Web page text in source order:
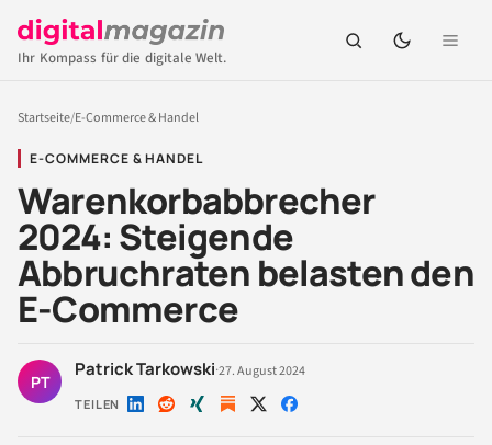
Ihr Kompass für die digitale Welt.
Startseite/E-Commerce & Handel
E-COMMERCE & HANDEL
Warenkorbabbrecher
2024: Steigende
Abbruchraten belasten den
E-Commerce
PT
Patrick Tarkowski·27. August 2024
TEILEN Auf Auf Auf Auf Auf